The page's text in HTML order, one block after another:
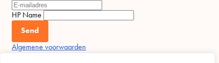
HP Name
Send
Algemene voorwaarden